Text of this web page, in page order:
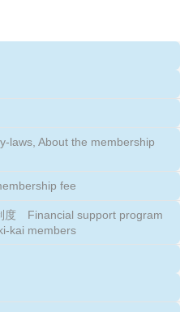
laws, About the membership
fee
度 Financial support program
kai members